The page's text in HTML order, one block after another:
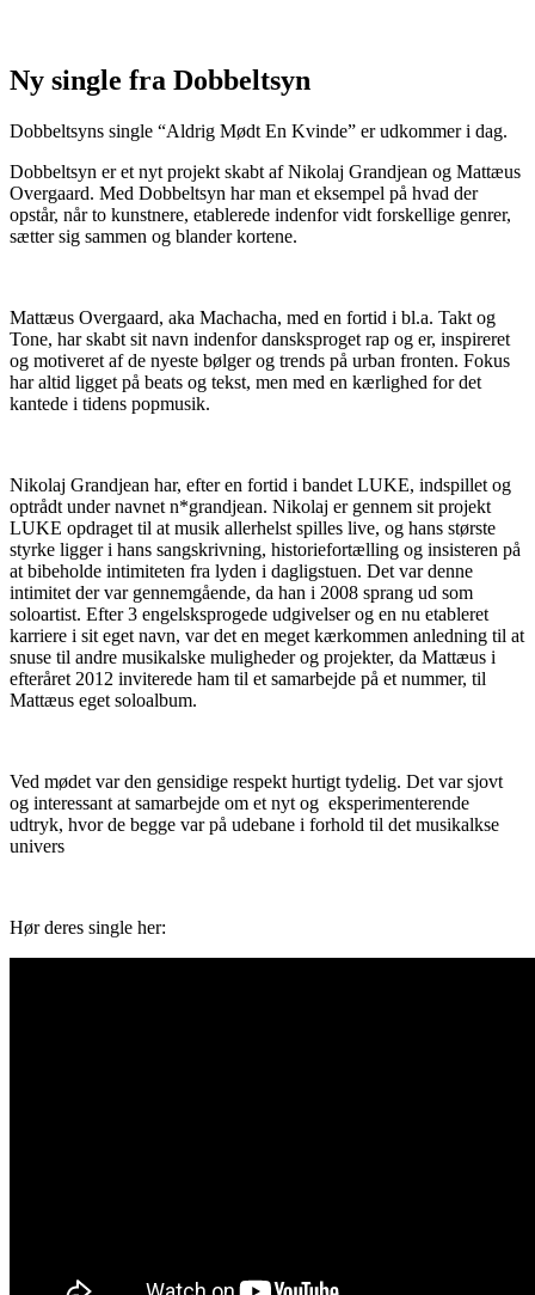
Ny single fra Dobbeltsyn
Dobbeltsyns single “Aldrig Mødt En Kvinde” er udkommer i dag.
Dobbeltsyn er et nyt projekt skabt af Nikolaj Grandjean og Mattæus
Overgaard. Med Dobbeltsyn har man et eksempel på hvad der
opstår, når to kunstnere, etablerede indenfor vidt forskellige genrer,
sætter sig sammen og blander kortene.
Mattæus Overgaard, aka Machacha, med en fortid i bl.a. Takt og
Tone, har skabt sit navn indenfor dansksproget rap og er, inspireret
og motiveret af de nyeste bølger og trends på urban fronten. Fokus
har altid ligget på beats og tekst, men med en kærlighed for det
kantede i tidens popmusik.
Nikolaj Grandjean har, efter en fortid i bandet LUKE, indspillet og
optrådt under navnet n*grandjean. Nikolaj er gennem sit projekt
LUKE opdraget til at musik allerhelst spilles live, og hans største
styrke ligger i hans sangskrivning, historiefortælling og insisteren på
at bibeholde intimiteten fra lyden i dagligstuen. Det var denne
intimitet der var gennemgående, da han i 2008 sprang ud som
soloartist. Efter 3 engelsksprogede udgivelser og en nu etableret
karriere i sit eget navn, var det en meget kærkommen anledning til at
snuse til andre musikalske muligheder og projekter, da Mattæus i
efteråret 2012 inviterede ham til et samarbejde på et nummer, til
Mattæus eget soloalbum.
Ved mødet var den gensidige respekt hurtigt tydelig. Det var sjovt
og interessant at samarbejde om et nyt og eksperimenterende
udtryk, hvor de begge var på udebane i forhold til det musikalkse
univers
Hør deres single her: